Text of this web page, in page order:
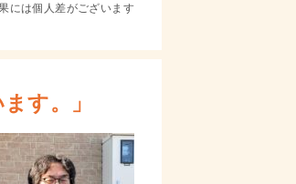
には個人差がございます
す。」